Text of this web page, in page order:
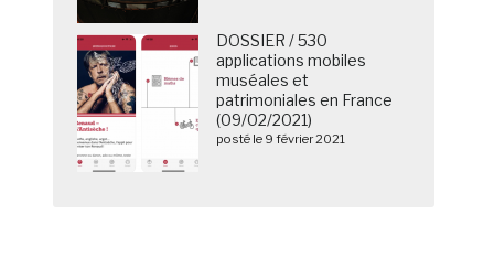
DOSSIER / 530
applications mobiles
muséales et
patrimoniales en France
(09/02/2021)
posté le 9 février 2021